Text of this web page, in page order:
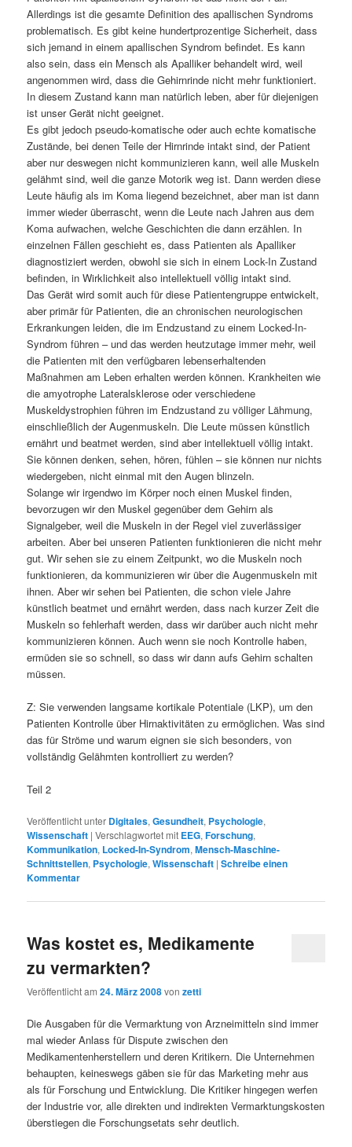
Allerdings ist die gesamte Definition des apallischen Syndroms
problematisch. Es gibt keine hundertprozentige Sicherheit, dass
sich jemand in einem apallischen Syndrom befindet. Es kann
also sein, dass ein Mensch als Apalliker behandelt wird, weil
angenommen wird, dass die Gehirnrinde nicht mehr funktioniert.
In diesem Zustand kann man natürlich leben, aber für diejenigen
ist unser Gerät nicht geeignet.
Es gibt jedoch pseudo-komatische oder auch echte komatische
Zustände, bei denen Teile der Hirnrinde intakt sind, der Patient
aber nur deswegen nicht kommunizieren kann, weil alle Muskeln
gelähmt sind, weil die ganze Motorik weg ist. Dann werden diese
Leute häufig als im Koma liegend bezeichnet, aber man ist dann
immer wieder überrascht, wenn die Leute nach Jahren aus dem
Koma aufwachen, welche Geschichten die dann erzählen. In
einzelnen Fällen geschieht es, dass Patienten als Apalliker
diagnostiziert werden, obwohl sie sich in einem Lock-In Zustand
befinden, in Wirklichkeit also intellektuell völlig intakt sind.
Das Gerät wird somit auch für diese Patientengruppe entwickelt,
aber primär für Patienten, die an chronischen neurologischen
Erkrankungen leiden, die im Endzustand zu einem Locked-In-
Syndrom führen – und das werden heutzutage immer mehr, weil
die Patienten mit den verfügbaren lebenserhaltenden
Maßnahmen am Leben erhalten werden können. Krankheiten wie
die amyotrophe Lateralsklerose oder verschiedene
Muskeldystrophien führen im Endzustand zu völliger Lähmung,
einschließlich der Augenmuskeln. Die Leute müssen künstlich
ernährt und beatmet werden, sind aber intellektuell völlig intakt.
Sie können denken, sehen, hören, fühlen – sie können nur nichts
wiedergeben, nicht einmal mit den Augen blinzeln.
Solange wir irgendwo im Körper noch einen Muskel finden,
bevorzugen wir den Muskel gegenüber dem Gehirn als
Signalgeber, weil die Muskeln in der Regel viel zuverlässiger
arbeiten. Aber bei unseren Patienten funktionieren die nicht mehr
gut. Wir sehen sie zu einem Zeitpunkt, wo die Muskeln noch
funktionieren, da kommunizieren wir über die Augenmuskeln mit
ihnen. Aber wir sehen bei Patienten, die schon viele Jahre
künstlich beatmet und ernährt werden, dass nach kurzer Zeit die
Muskeln so fehlerhaft werden, dass wir darüber auch nicht mehr
kommunizieren können. Auch wenn sie noch Kontrolle haben,
ermüden sie so schnell, so dass wir dann aufs Gehirn schalten
müssen.
Z: Sie verwenden langsame kortikale Potentiale (LKP), um den
Patienten Kontrolle über Hirnaktivitäten zu ermöglichen. Was sind
das für Ströme und warum eignen sie sich besonders, von
vollständig Gelähmten kontrolliert zu werden?
Teil 2
Veröffentlicht unter Digitales,Gesundheit, Psychologie,
Wissenschaft |Verschlagwortet mit EEG,Forschung,
Kommunikation, Locked-In-Syndrom,Mensch-Maschine-
Schnittstellen, Psychologie,Wissenschaft |Schreibe einen
Kommentar
Was kostet es, Medikamente
zu vermarkten?
Veröffentlicht am24. März 2008vonzetti
Die Ausgaben für die Vermarktung von Arzneimitteln sind immer
mal wieder Anlass für Dispute zwischen den
Medikamentenherstellern und deren Kritikern. Die Unternehmen
behaupten, keineswegs gäben sie für das Marketing mehr aus
als für Forschung und Entwicklung. Die Kritiker hingegen werfen
der Industrie vor, alle direkten und indirekten Vermarktungskosten
überstiegen die Forschungsetats sehr deutlich.